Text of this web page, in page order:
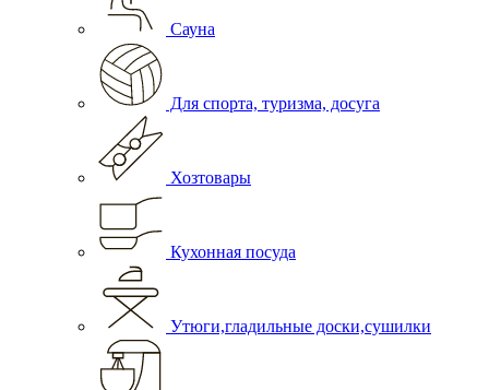
Сауна
Для спорта, туризма, досуга
Хозтовары
Кухонная посуда
Утюги,гладильные доски,сушилки